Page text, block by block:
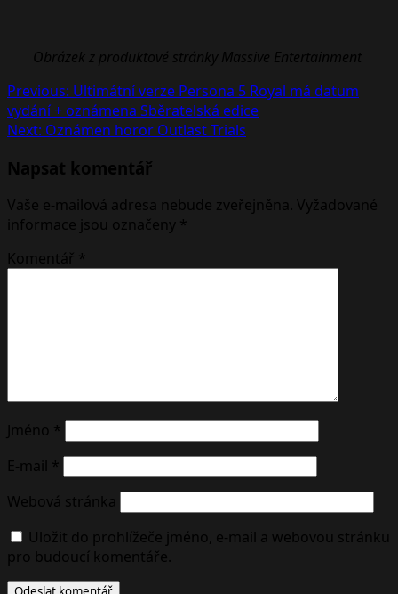
Obrázek z produktové stránky Massive Entertainment
Post
navigation
Previous: Ultimátní verze Persona 5 Royal má datum
vydání + oznámena Sběratelská edice
Next: Oznámen horor Outlast Trials
Napsat komentář
Vaše e-mailová adresa nebude zveřejněna. Vyžadované
informace jsou označeny *
Komentář *
Jméno *
E-mail *
Webová stránka
Uložit do prohlížeče jméno, e-mail a webovou stránku
pro budoucí komentáře.